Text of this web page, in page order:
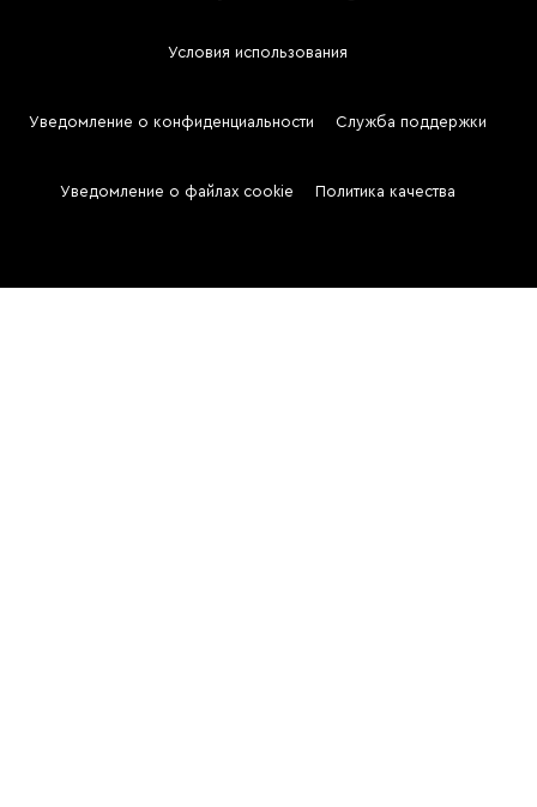
Two
Условия использования
Уведомление о конфиденциальности Служба поддержки
Уведомление о файлах cookie Политика качества